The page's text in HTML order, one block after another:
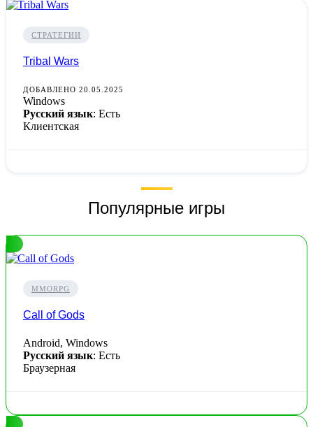
СТРАТЕГИИ
Tribal Wars
ДОБАВЛЕНО 20.05.2025
Windows
Русский язык: Есть
Клиентская
Популярные игры
MMORPG
Call of Gods
Android, Windows
Русский язык: Есть
Браузерная